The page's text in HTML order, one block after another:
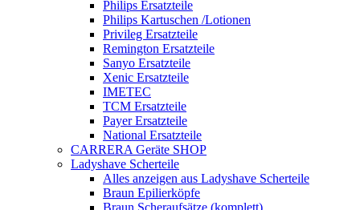
Philips Ersatzteile
Philips Kartuschen /Lotionen
Privileg Ersatzteile
Remington Ersatzteile
Sanyo Ersatzteile
Xenic Ersatzteile
IMETEC
TCM Ersatzteile
Payer Ersatzteile
National Ersatzteile
CARRERA Geräte SHOP
Ladyshave Scherteile
Alles anzeigen aus Ladyshave Scherteile
Braun Epilierköpfe
Braun Scheraufsätze (komplett)